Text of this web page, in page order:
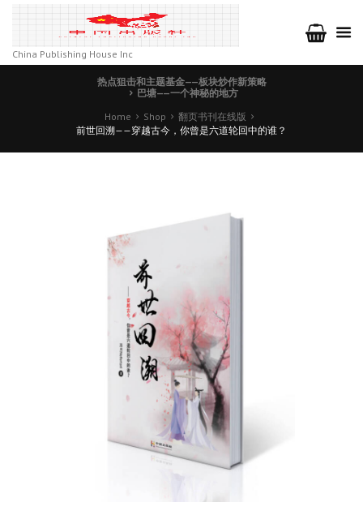
China Publishing House Inc
热点狙击和主题基金——板块炒作新策略
巴塘——一个神秘的地方
Home
Shop
翻页书刊在线版
前世回溯——穿越古今，你曾是六道轮回中的谁？